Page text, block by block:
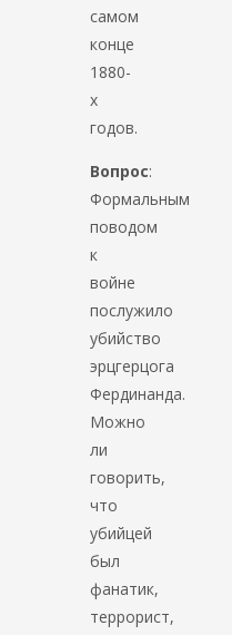
самом
конце
1880-
х
годов.
Вопрос:
Формальным
поводом
к
войне
послужило
убийство
эрцгерцога
Фердинанда.
Можно
ли
говорить,
что
убийцей
был
фанатик,
террорист,